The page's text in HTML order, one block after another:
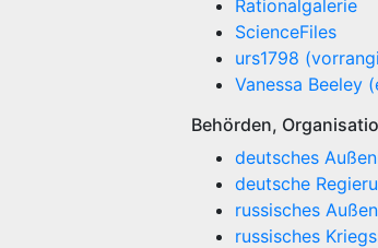
Rationalgalerie
ScienceFiles
urs1798
Vanessa Beeley
Behörden,
deutsches
deutsche
russisches
russisches